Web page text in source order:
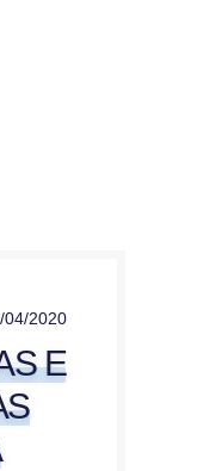
04/2020
E